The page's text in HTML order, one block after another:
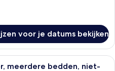
voor je datums bekijken
Een smalle gang met aan de
meerdere bedden, niet-